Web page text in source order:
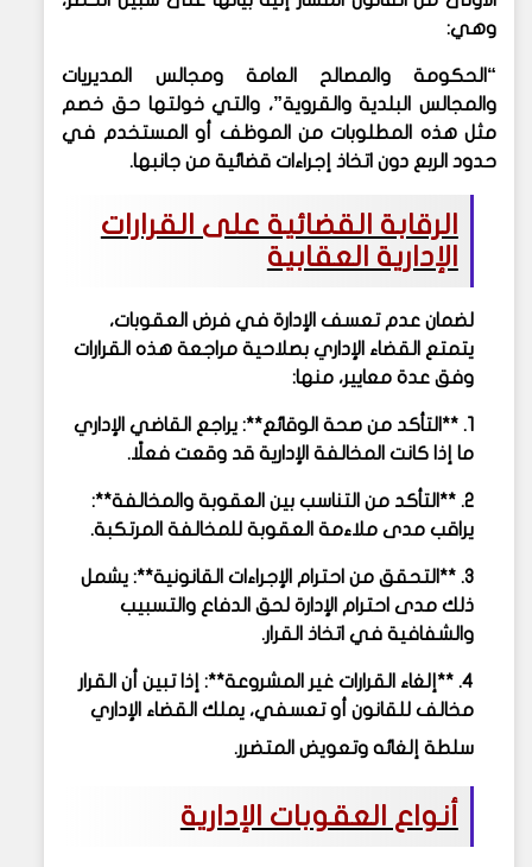
وهي:
“الحكومة والمصالح العامة ومجالس المديريات
والمجالس البلدية والقروية”، والتي خولتها حق خصم
مثل هذه المطلوبات من الموظف أو المستخدم في
حدود الربع دون اتخاذ إجراءات قضائية من جانبها.
الرقابة القضائية على القرارات
الإدارية العقابية
لضمان عدم تعسف الإدارة في فرض العقوبات،
يتمتع القضاء الإداري بصلاحية مراجعة هذه القرارات
وفق عدة معايير، منها:
1. **التأكد من صحة الوقائع**: يراجع القاضي الإداري
ما إذا كانت المخالفة الإدارية قد وقعت فعلًا.
2. **التأكد من التناسب بين العقوبة والمخالفة**:
يراقب مدى ملاءمة العقوبة للمخالفة المرتكبة.
3. **التحقق من احترام الإجراءات القانونية**: يشمل
ذلك مدى احترام الإدارة لحق الدفاع والتسبيب
والشفافية في اتخاذ القرار.
4. **إلغاء القرارات غير المشروعة**: إذا تبين أن القرار
مخالف للقانون أو تعسفي، يملك القضاء الإداري
سلطة إلغائه وتعويض المتضرر.
أنواع العقوبات الإدارية